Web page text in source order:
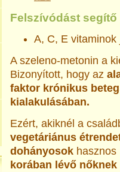
Felszívódást
A, C, E
A szeleno-metonin a
Bizonyított, hogy az
faktor krónikus
kialakulásában.
Ezért, akiknél a
vegetáriánus
dohányosok
korában lévő